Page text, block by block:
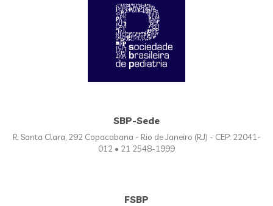
SBP-Sede
R. Santa Clara, 292 Copacabana - Rio de Janeiro (RJ) - CEP: 22041-
012 • 21 2548-1999
FSBP